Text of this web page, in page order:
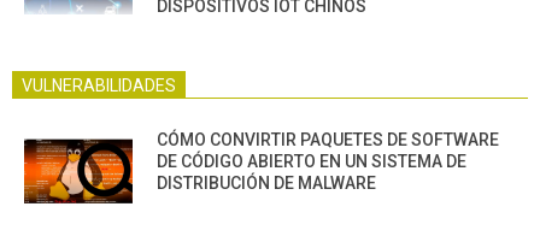
DISPOSITIVOS IOT CHINOS
VULNERABILIDADES
CÓMO CONVIRTIR PAQUETES DE SOFTWARE
DE CÓDIGO ABIERTO EN UN SISTEMA DE
DISTRIBUCIÓN DE MALWARE